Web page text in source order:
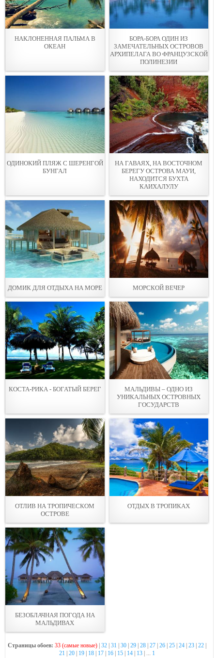
НАКЛОНЕННАЯ ПАЛЬМА В
ОКЕАН
БОРА-БОРА ОДИН ИЗ
ЗАМЕЧАТЕЛЬНЫХ ОСТРОВОВ
АРХИПЕЛАГА ВО ФРАНЦУЗСКОЙ
ПОЛИНЕЗИИ
ОДИНОКИЙ ПЛЯЖ С ШЕРЕНГОЙ
БУНГАЛ
НА ГАВАЯХ, НА ВОСТОЧНОМ
БЕРЕГУ ОСТРОВА МАУИ,
НАХОДИТСЯ БУХТА
КАИХАЛУЛУ
ДОМИК ДЛЯ ОТДЫХА НА МОРЕ МОРСКОЙ ВЕЧЕР
КОСТА-РИКА - БОГАТЫЙ БЕРЕГ
МАЛЬДИВЫ – ОДНО ИЗ
УНИКАЛЬНЫХ ОСТРОВНЫХ
ГОСУДАРСТВ
ОТЛИВ НА ТРОПИЧЕСКОМ
ОСТРОВЕ
ОТДЫХ В ТРОПИКАХ
БЕЗОБЛАЧНАЯ ПОГОДА НА
МАЛЬДИВАХ
Страницы обоев: 33 (самые новые)| 32| 31 30| 29| 28| 27| 26| 25| 24| 23| 22|
21
20| 19| 18| 17| 16| 15| 14| 13| ... 1